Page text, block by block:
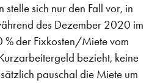
stelle sich nur den Fall vor, in
des Dezember 2020 im
% der Fixkosten/Miete vom
bezieht, keine
pauschal die Miete um